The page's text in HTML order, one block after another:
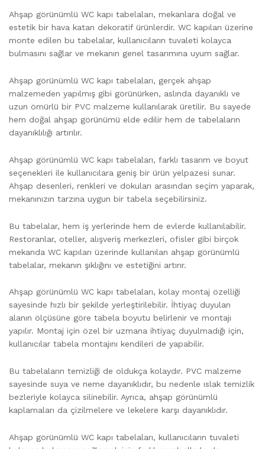
Ahşap görünümlü WC kapı tabelaları, mekanlara doğal ve
estetik bir hava katan dekoratif ürünlerdir. WC kapıları üzerine
monte edilen bu tabelalar, kullanıcıların tuvaleti kolayca
bulmasını sağlar ve mekanın genel tasarımına uyum sağlar.
Ahşap görünümlü WC kapı tabelaları, gerçek ahşap
malzemeden yapılmış gibi görünürken, aslında dayanıklı ve
uzun ömürlü bir PVC malzeme kullanılarak üretilir. Bu sayede
hem doğal ahşap görünümü elde edilir hem de tabelaların
dayanıklılığı artırılır.
Ahşap görünümlü WC kapı tabelaları, farklı tasarım ve boyut
seçenekleri ile kullanıcılara geniş bir ürün yelpazesi sunar.
Ahşap desenleri, renkleri ve dokuları arasından seçim yaparak,
mekanınızın tarzına uygun bir tabela seçebilirsiniz.
Bu tabelalar, hem iş yerlerinde hem de evlerde kullanılabilir.
Restoranlar, oteller, alışveriş merkezleri, ofisler gibi birçok
mekanda WC kapıları üzerinde kullanılan ahşap görünümlü
tabelalar, mekanın şıklığını ve estetiğini artırır.
Ahşap görünümlü WC kapı tabelaları, kolay montaj özelliği
sayesinde hızlı bir şekilde yerleştirilebilir. İhtiyaç duyulan
alanın ölçüsüne göre tabela boyutu belirlenir ve montajı
yapılır. Montaj için özel bir uzmana ihtiyaç duyulmadığı için,
kullanıcılar tabela montajını kendileri de yapabilir.
Bu tabelaların temizliği de oldukça kolaydır. PVC malzeme
sayesinde suya ve neme dayanıklıdır, bu nedenle ıslak temizlik
bezleriyle kolayca silinebilir. Ayrıca, ahşap görünümlü
kaplamaları da çizilmelere ve lekelere karşı dayanıklıdır.
Ahşap görünümlü WC kapı tabelaları, kullanıcıların tuvaleti